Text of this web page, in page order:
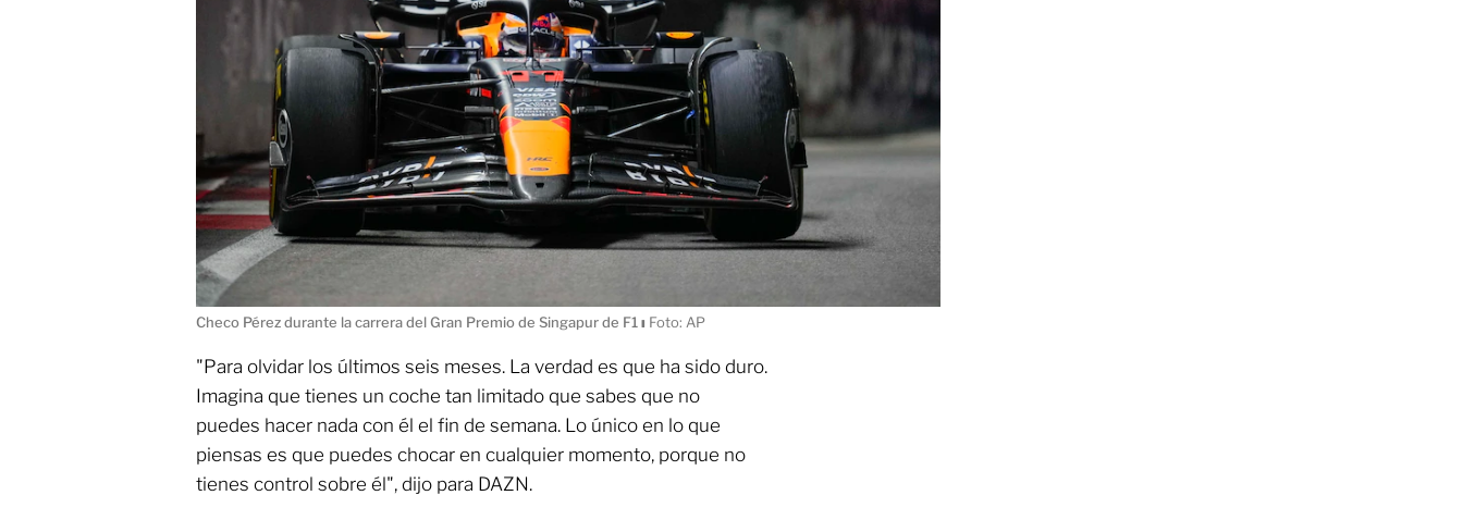
Checo Pérez durante la carrera del Gran Premio de Singapur de F1 ı Foto: AP
"Para olvidar los últimos seis meses. La verdad es que ha sido duro.
Imagina que tienes un coche tan limitado que sabes que no
puedes hacer nada con él el fin de semana. Lo único en lo que
piensas es que puedes chocar en cualquier momento, porque no
tienes control sobre él", dijo para DAZN.